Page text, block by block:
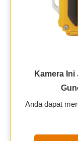
Kamera
Anda dapat